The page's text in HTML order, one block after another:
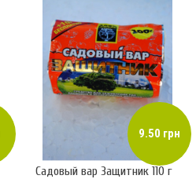
9.50 грн
Садовый вар Защитник 110 г